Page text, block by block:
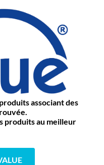
associant des
produits au meilleur